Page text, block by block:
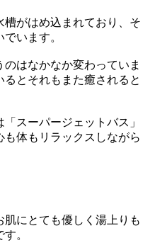
がはめ込まれており、そ
います。
はなかなか変わっていま
とそれもまた癒されると
スーパージェットバス」
体もリラックスしながら
肌にとても優しく湯上りも
。